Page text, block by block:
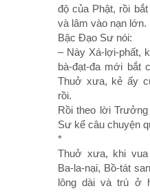
độ của Phật, rồi
và lâm vào nạn lớn.
Bậc Ðạo Sư nói:
– Này Xá-lợi-phất,
bà-đạt-đa mới bắt
Thuở xưa, kẻ ấy
rồi.
Rồi theo lời
Sư kể câu chuyện
*
Thuở xưa, khi
Ba-la-nại, Bồ-tát
lông dài và trú ở